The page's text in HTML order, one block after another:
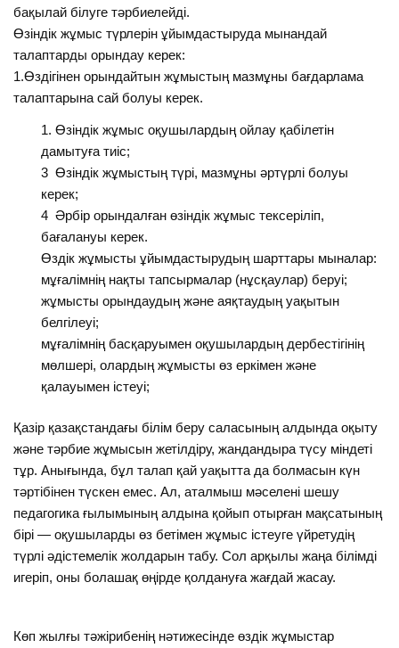
бақылай білуге тәрбиелейді.
Өзіндік жұмыс түрлерін ұйымдастыруда мынандай
талаптарды орындау керек:
1.Өздігінен орындайтын жұмыстың мазмұны бағдарлама
талаптарына сай болуы керек.
Өзіндік жұмыс оқушылардың ойлау қабілетін
дамытуға тиіс;
3 Өзіндік жұмыстың түрі, мазмұны әртүрлі болуы
керек;
4 Әрбір орындалған өзіндік жұмыс тексеріліп,
бағалануы керек.
Өздік жұмысты ұйымдастырудың шарттары мыналар:
мұғалімнің нақты тапсырмалар (нұсқаулар) беруі;
жұмысты орындаудың және аяқтаудың уақытын
белгілеуі;
мұғалімнің басқаруымен оқушылардың дербестігінің
мөлшері, олардың жұмысты өз еркімен және
қалауымен істеуі;
Қазір қазақстандағы білім беру саласының алдында оқыту
және тәрбие жұмысын жетілдіру, жандандыра түсу міндеті
тұр. Анығында, бұл талап қай уақытта да болмасын күн
тәртібінен түскен емес. Ал, аталмыш мәселені шешу
педагогика ғылымының алдына қойып отырған мақсатының
бірі — оқушыларды өз бетімен жұмыс істеуге үйретудің
түрлі әдістемелік жолдарын табу. Сол арқылы жаңа білімді
игеріп, оны болашақ өңірде қолдануға жағдай жасау.
Көп жылғы тәжірибенің нәтижесінде өздік жұмыстар